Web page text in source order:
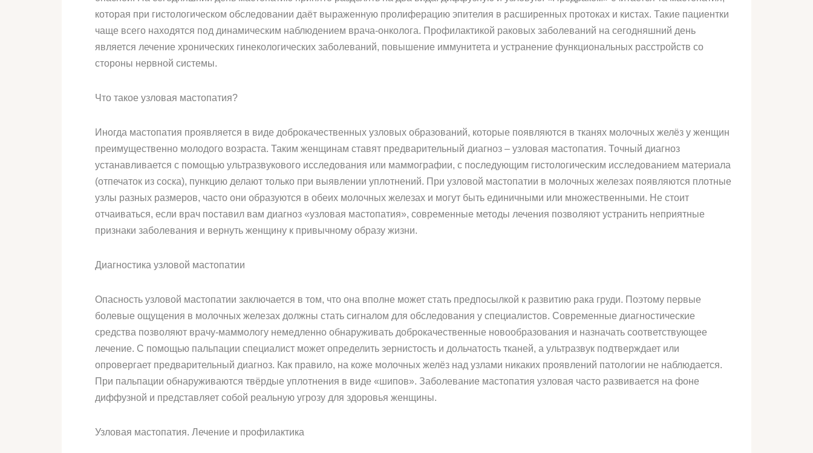
которая при гистологическом обследовании даёт выраженную пролиферацию эпителия в расширенных протоках и кистах. Такие пациентки
чаще всего находятся под динамическим наблюдением врача-онколога. Профилактикой раковых заболеваний на сегодняшний день
является лечение хронических гинекологических заболеваний, повышение иммунитета и устранение функциональных расстройств со
стороны нервной системы.
Что такое узловая мастопатия?
Иногда мастопатия проявляется в виде доброкачественных узловых образований, которые появляются в тканях молочных желёз у женщин
преимущественно молодого возраста. Таким женщинам ставят предварительный диагноз – узловая мастопатия. Точный диагноз
устанавливается с помощью ультразвукового исследования или маммографии, с последующим гистологическим исследованием материала
(отпечаток из соска), пункцию делают только при выявлении уплотнений. При узловой мастопатии в молочных железах появляются плотные
узлы разных размеров, часто они образуются в обеих молочных железах и могут быть единичными или множественными. Не стоит
отчаиваться, если врач поставил вам диагноз «узловая мастопатия», современные методы лечения позволяют устранить неприятные
признаки заболевания и вернуть женщину к привычному образу жизни.
Диагностика узловой мастопатии
Опасность узловой мастопатии заключается в том, что она вполне может стать предпосылкой к развитию рака груди. Поэтому первые
болевые ощущения в молочных железах должны стать сигналом для обследования у специалистов. Современные диагностические
средства позволяют врачу-маммологу немедленно обнаруживать доброкачественные новообразования и назначать соответствующее
лечение. С помощью пальпации специалист может определить зернистость и дольчатость тканей, а ультразвук подтверждает или
опровергает предварительный диагноз. Как правило, на коже молочных желёз над узлами никаких проявлений патологии не наблюдается.
При пальпации обнаруживаются твёрдые уплотнения в виде «шипов». Заболевание мастопатия узловая часто развивается на фоне
диффузной и представляет собой реальную угрозу для здоровья женщины.
Узловая мастопатия. Лечение и профилактика